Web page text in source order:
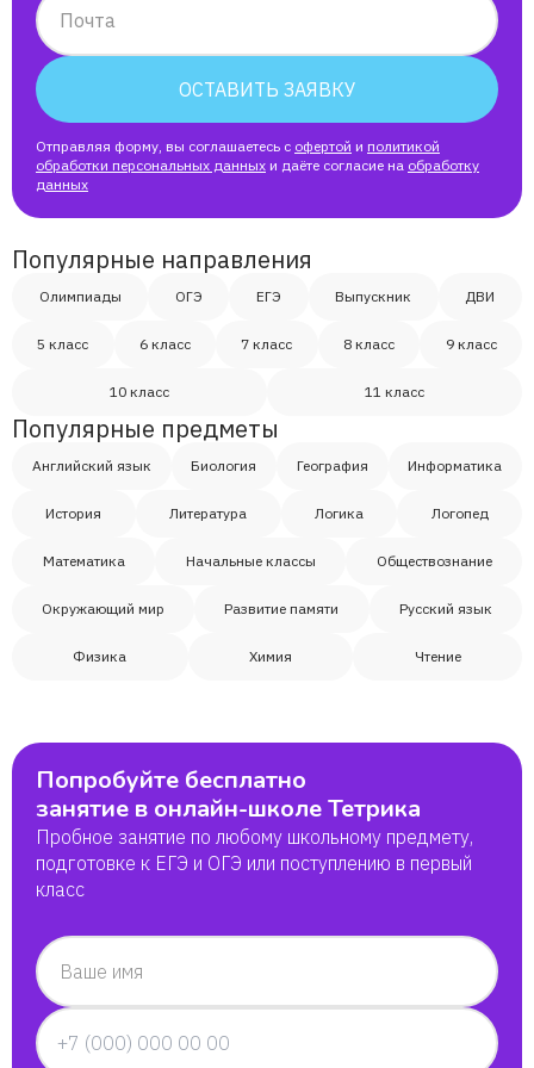
Сергей
Валерий
Павел
Артем
Владимир
Ризван
Артур
Ирина
Тимур
Галина
Почта
ОСТАВИТЬ ЗАЯВКУ
Отправляя форму, вы соглашаетесь с офертой и политикой
обработки персональных данных и даёте согласие на обработку
данных
Популярные направления
Олимпиады ОГЭ ЕГЭ Выпускник ДВИ
5 класс 6 класс 7 класс 8 класс 9 класс
10 класс 11 класс
Популярные предметы
Английский язык Биология География Информатика
История Литература Логика Логопед
Математика Начальные классы Обществознание
Окружающий мир Развитие памяти Русский язык
Физика Химия Чтение
Попробуйте бесплатно
занятие в онлайн-школе Тетрика
Пробное занятие по любому школьному предмету,
подготовке к ЕГЭ и ОГЭ или поступлению в первый
класс
Ваше имя